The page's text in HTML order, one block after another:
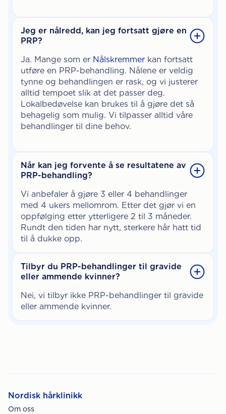
Jeg er nålredd, kan jeg fortsatt gjøre en
PRP?
Ja. Mange som er Nålskremmer kan fortsatt
utføre en PRP-behandling. Nålene er veldig
tynne og behandlingen er rask, og vi justerer
alltid tempoet slik at det passer deg.
Lokalbedøvelse kan brukes til å gjøre det så
behagelig som mulig. Vi tilpasser alltid våre
behandlinger til dine behov.
Når kan jeg forvente å se resultatene av
PRP-behandling?
Vi anbefaler å gjøre 3 eller 4 behandlinger
med 4 ukers mellomrom. Etter det gjør vi en
oppfølging etter ytterligere 2 til 3 måneder.
Rundt den tiden har nytt, sterkere hår hatt tid
til å dukke opp.
Tilbyr du PRP-behandlinger til gravide
eller ammende kvinner?
Nei, vi tilbyr ikke PRP-behandlinger til gravide
eller ammende kvinner.
Nordisk hårklinikk
Om oss